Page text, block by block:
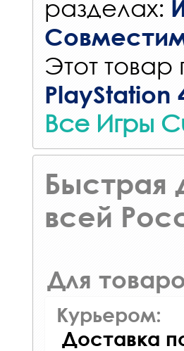
разделах:
Этот товар
PlayStation
Все Игры
Быстрая
всей
Для
Курьером:
Доставка